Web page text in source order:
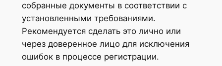
собранные документы в соответствии с
установленными требованиями.
Рекомендуется сделать это лично или
через доверенное лицо для исключения
ошибок в процессе регистрации.